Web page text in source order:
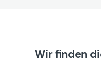
Wir finden